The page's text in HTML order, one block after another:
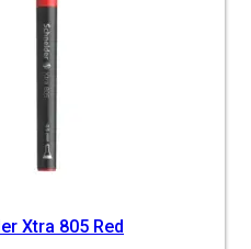
Xtra 805 Red